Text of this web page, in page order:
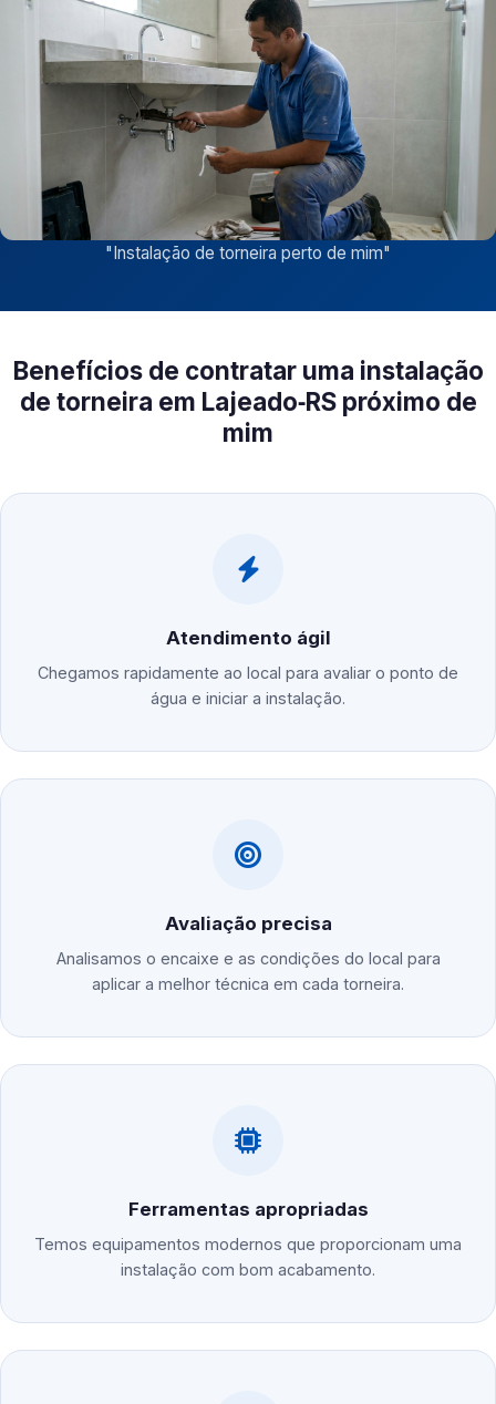
"Instalação de torneira perto de mim"
Benefícios de contratar uma instalação
de torneira em Lajeado‑RS próximo de
mim
Atendimento ágil
Chegamos rapidamente ao local para avaliar o ponto de
água e iniciar a instalação.
Avaliação precisa
Analisamos o encaixe e as condições do local para
aplicar a melhor técnica em cada torneira.
Ferramentas apropriadas
Temos equipamentos modernos que proporcionam uma
instalação com bom acabamento.